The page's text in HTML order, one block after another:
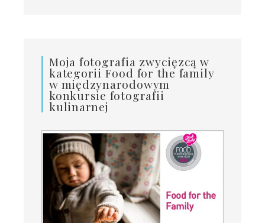
Moja fotografia zwycięzcą w
kategorii Food for the family
w międzynarodowym
konkursie fotografii
kulinarnej